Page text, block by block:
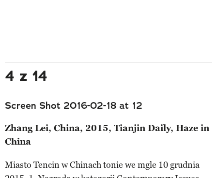
4 z 14
Screen Shot 2016-02-18 at 12
Zhang Lei, China, 2015, Tianjin Daily, Haze in
China
Miasto Tencin w Chinach tonie we mgle 10 grudnia